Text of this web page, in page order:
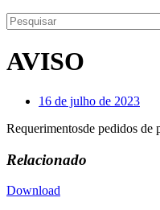
AVISO
16 de julho de 2023
Requerimentosde pedidos de
Relacionado
Download